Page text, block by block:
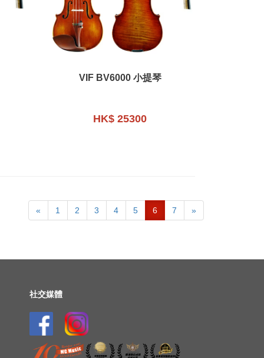
VIF BV6000 小提琴
HK$ 25300
« 1 2 3 4 5 6 7 »
社交媒體